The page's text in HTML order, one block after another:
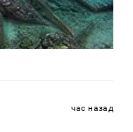
час назад